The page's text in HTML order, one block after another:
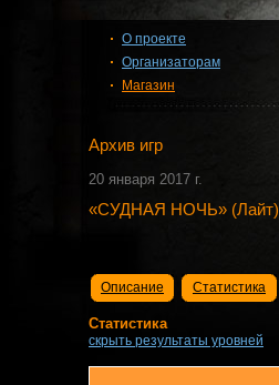
О проекте
Организаторам
Магазин
Архив игр
20 января 2017 г.
«СУДНАЯ НОЧЬ» (Лайт)
Описание Статистика
Статистика
скрыть результаты уровней